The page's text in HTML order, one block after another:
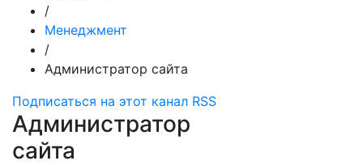
/
Менеджмент
/
Администратор сайта
Подписаться на этот канал RSS
Администратор
сайта